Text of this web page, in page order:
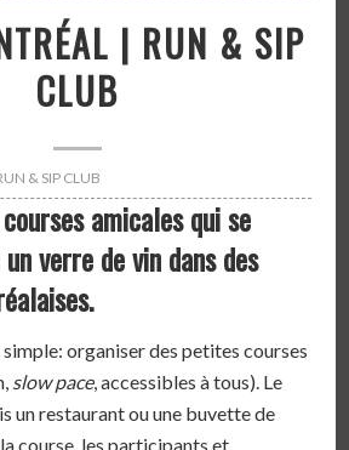
| RUN & SIP
CLUB
& SIP CLUB
amicales qui se
verre de vin dans des
organiser des petites courses
slow pace, accessibles à tous). Le
un restaurant ou une buvette de
course, les participants et